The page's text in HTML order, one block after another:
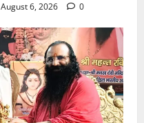
August 6, 2026 0